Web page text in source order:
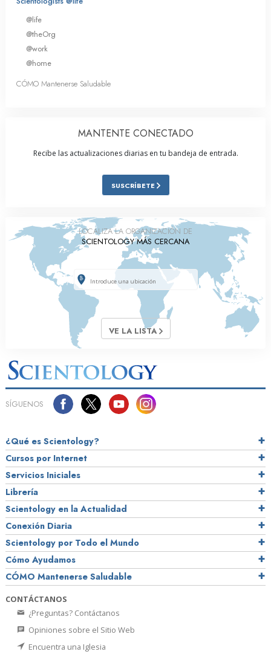
@life
@theOrg
@work
@home
CÓMO Mantenerse Saludable
MANTENTE CONECTADO
Recibe las actualizaciones diarias en tu bandeja de entrada.
SUSCRÍBETE
LOCALIZA LA ORGANIZACIÓN DE
SCIENTOLOGY MÁS CERCANA
VE LA LISTA
SÍGUENOS
¿Qué es Scientology?
Cursos por Internet
Servicios Iniciales
Librería
Scientology en la Actualidad
Conexión Diaria
Scientology por Todo el Mundo
Cómo Ayudamos
CÓMO Mantenerse Saludable
CONTÁCTANOS
¿Preguntas? Contáctanos
Opiniones sobre el Sitio Web
Encuentra una Iglesia